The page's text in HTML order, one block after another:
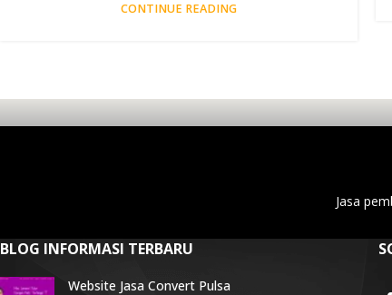
CONTINUE READING
Jasa
BLOG INFORMASI TERBARU
Website Jasa Convert Pulsa